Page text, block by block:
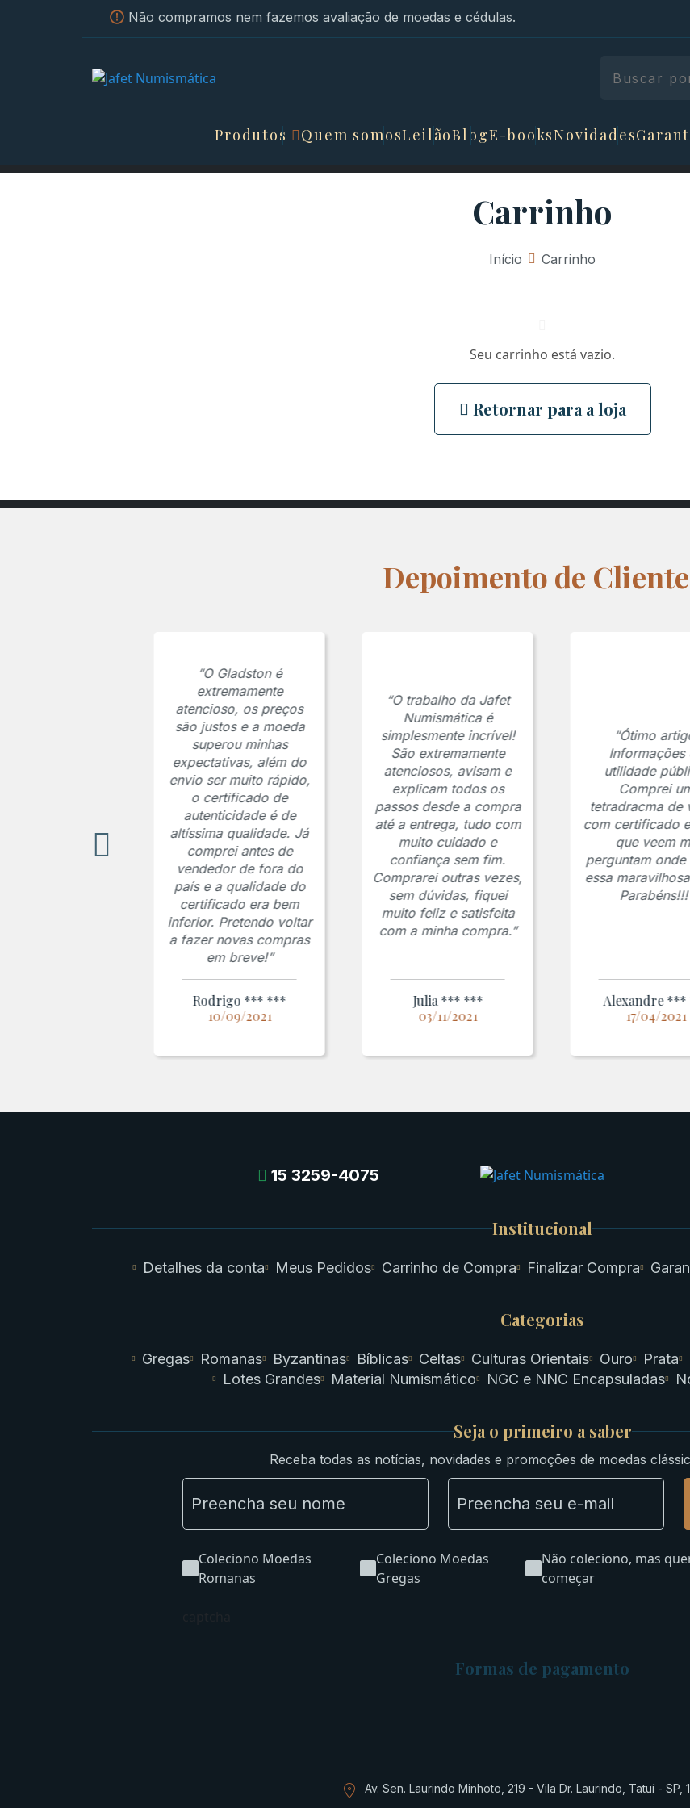
Não compramos nem fazemos avaliação de moedas e cédulas.
Produtos Quem somosLeilãoBlogE-booksNovidades
Carrinho
Início » Carrinho
Seu carrinho está vazio.
Retornar para a loja
Depoimento de
“O Gladston é
extremamente
atencioso, os preços
são justos e a moeda
superou minhas
expectativas, além do
envio ser muito rápido,
o certificado de
autenticidade é de
altíssima qualidade. Já
comprei antes de
vendedor de fora do
país e a qualidade do
certificado era bem
inferior. Pretendo voltar
a fazer novas compras
em breve!”
Rodrigo *** ***
10/09/2021
“O trabalho da Jafet
Numismática é
simplesmente incrível!
São extremamente
atenciosos, avisam e
explicam todos os
passos desde a compra
até a entrega, tudo com
muito cuidado e
confiança sem fim.
Comprarei outras vezes,
sem dúvidas, fiquei
muito feliz e satisfeita
com a minha compra.”
Julia *** ***
03/11/2021
“Ótimo
Informações
utilidade
Comprei
tetradracma de
com certificado
que veem
perguntam onde
essa
Alexandre
17/04/2021
15 3259-4075
Institucional
Detalhes da conta Meus Pedidos Carrinho de Compra Finalizar Compra
Categorias
Gregas Romanas Byzantinas Bíblicas Celtas Culturas Orientais Ouro Prata
Lotes Grandes
Material Numismático NGC e NNC Encapsuladas
Seja o primeiro a saber
Receba todas as notícias, novidades e promoções de moedas
Coleciono Moedas
Romanas
Coleciono Moedas
Gregas
Não coleciono, mas
começar
Formas de pagamento
Av. Sen. Laurindo Minhoto, 219 - Vila Dr. Laurindo, Tatuí - SP,